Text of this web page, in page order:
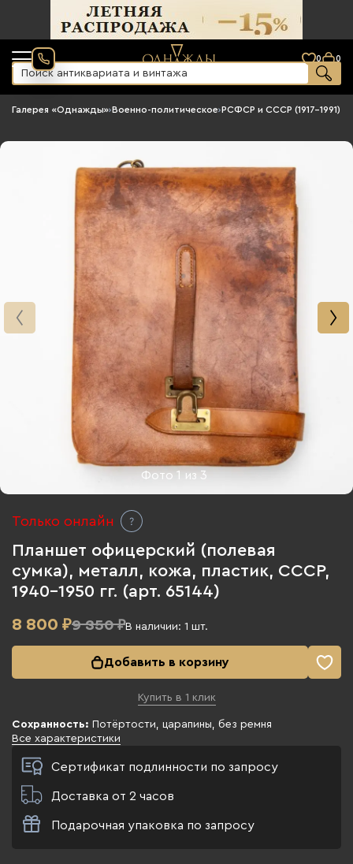
0 0
Галерея «Однажды»›Военно-политическое›РСФСР и СССР (1917-1991)
Фото1 из 3
Только онлайн
Планшет офицерский (полевая
сумка), металл, кожа, пластик, СССР,
1940-1950 гг. (арт. 65144)
8 800 ₽9 350 ₽В наличии: 1 шт.
Добавить в корзину
Купить в 1 клик
Сохранность: Потёртости, царапины, без ремня
Все характеристики
Сертификат подлинности по запросу
Доставка от 2 часов
Подарочная упаковка по запросу